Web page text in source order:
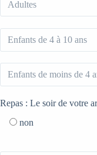
Repas : Le soir de votre
non